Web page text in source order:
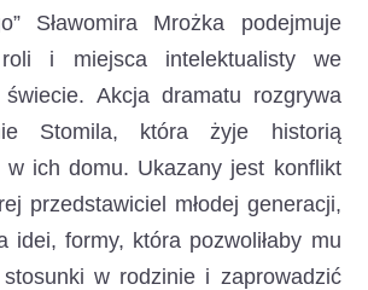
Sławomira Mrożka podejmuje
roli i miejsca intelektualisty we
świecie. Akcja dramatu rozgrywa
Stomila, która żyje historią
w ich domu. Ukazany jest konflikt
przedstawiciel młodej generacji,
idei, formy, która pozwoliłaby mu
w rodzinie i zaprowadzić